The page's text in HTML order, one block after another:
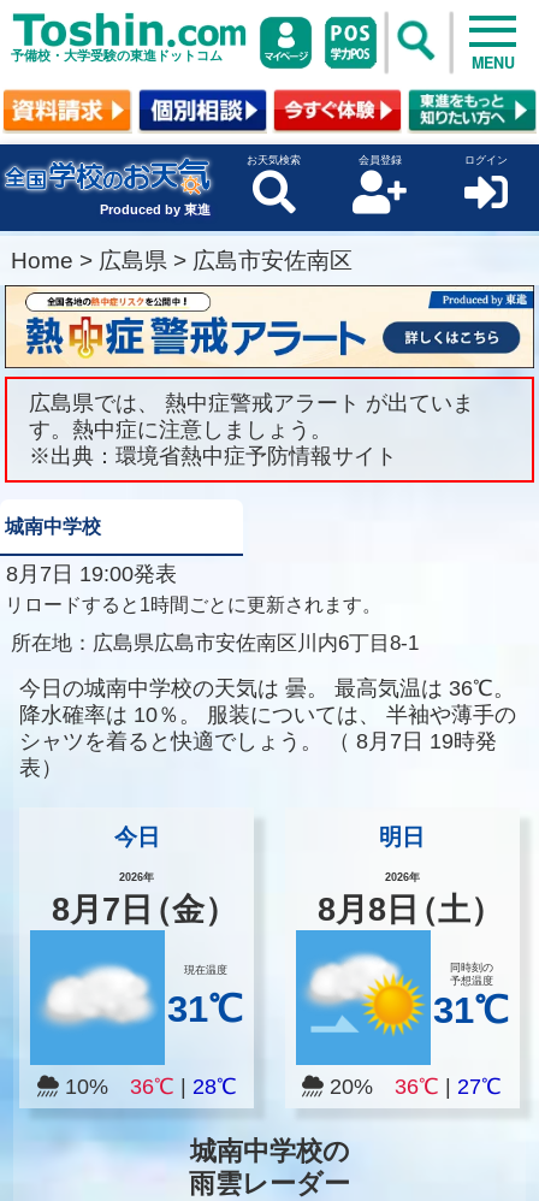
予備校・大学受験の東進ドットコム MENU
Produced by 東進
お天気検索 会員登録 ログイン
Home > 広島県 > 広島市安佐南区
広島県では、 熱中症警戒アラート が出ていま
す。熱中症に注意しましょう。
※出典：環境省熱中症予防情報サイト
城南中学校
8月7日 19:00発表
リロードすると1時間ごとに更新されます。
所在地： 広島県広島市安佐南区川内6丁目8-1
今日の城南中学校の天気は 曇。 最高気温は 36℃。
降水確率は 10％。 服装については、
半袖や薄手の
シャツを着ると快適でしょう。
（ 8月7日 19時発
表）
今日
2026年
8月 7 日（金）
現在温度
31℃
10% 36℃ 28℃
明日
2026年
8月8 日（土）
同時刻の
予想温度
31℃
20%36℃ |27℃
城南中学校の
雨雲レーダー